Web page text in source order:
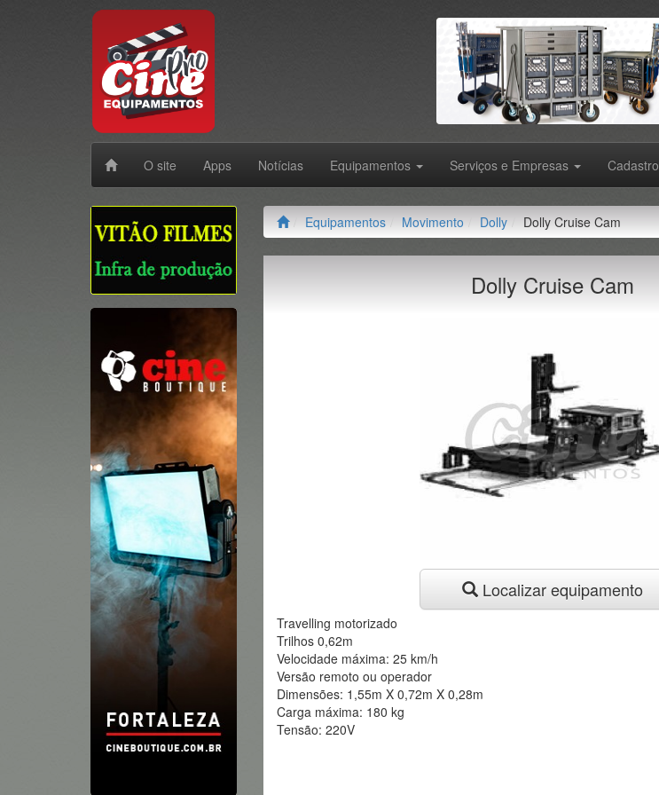
O site Apps Notícias Equipamentos Serviços e Empresas Cadastro
Equipamentos Movimento Dolly Dolly Cruise Cam
Dolly Cruise Cam
Localizar equipamento
Travelling motorizado
Trilhos 0,62m
Velocidade máxima: 25 km/h
Versão remoto ou operador
Dimensões: 1,55m X 0,72m X 0,28m
Carga máxima: 180 kg
Tensão: 220V